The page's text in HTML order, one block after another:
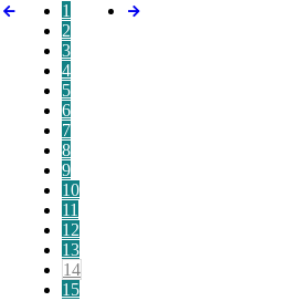
1
2
3
4
5
6
7
8
9
10
11
12
13
14
15